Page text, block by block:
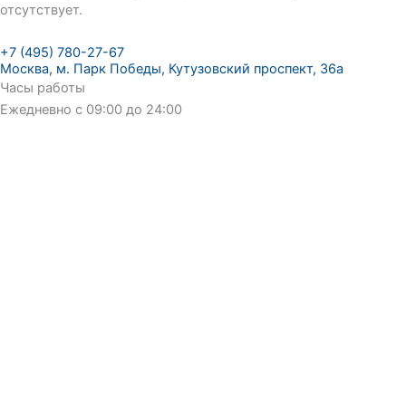
отсутствует.
+7 (495) 780-27-67
Москва, м. Парк Победы, Кутузовский проспект, 36а
Часы работы
Ежедневно с 09:00 до 24:00